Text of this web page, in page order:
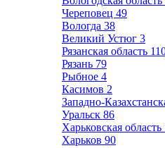
Череповец 49
Вологда 38
Великий Устюг 3
Рязанская область
Рязань 79
Рыбное 4
Касимов 2
Западно-
Уральск 86
Харьковская область
Харьков 90